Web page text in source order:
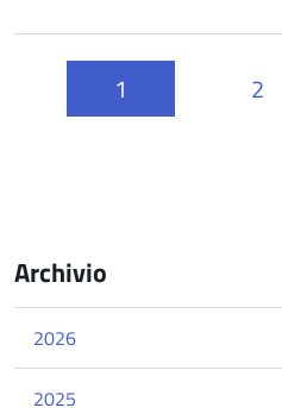
1 2
Archivio
2026
2025